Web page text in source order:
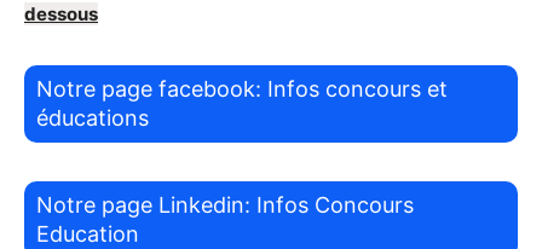
dessous
Notre page facebook: Infos concours et
éducations
Notre page Linkedin: Infos Concours
Education